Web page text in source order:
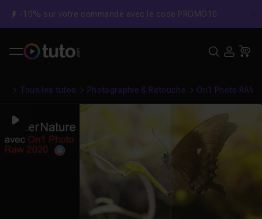
-10% sur votre commande avec le code PROMO10
Tous les tutos Photographie & Retouche On1 Photo RAW
Play